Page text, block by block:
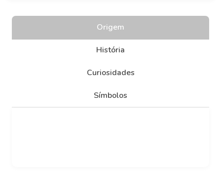
Origem
História
Curiosidades
Símbolos